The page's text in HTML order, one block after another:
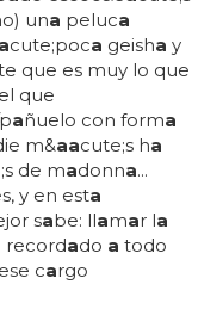
una peluca
acute;poca geisha y
que es muy lo que
que
añuelo con forma
m&aacute;s ha
de madonna...
y en esta
sabe: llamar la
recordado a todo
ese cargo